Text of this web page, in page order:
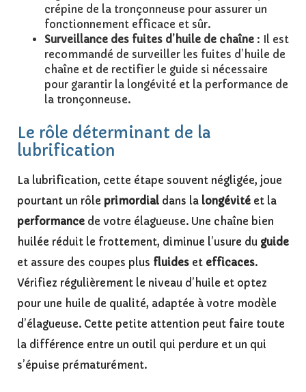
crépine de la tronçonneuse pour assurer un
fonctionnement efficace et sûr.
Surveillance des fuites d’huile de chaîne : Il est
recommandé de surveiller les fuites d’huile de
chaîne et de rectifier le guide si nécessaire
pour garantir la longévité et la performance de
la tronçonneuse.
Le rôle déterminant de la
lubrification
La lubrification, cette étape souvent négligée, joue
pourtant un rôle primordial dans la longévité et la
performance de votre élagueuse. Une chaîne bien
huilée réduit le frottement, diminue l’usure du guide
et assure des coupes plus fluides et efficaces.
Vérifiez régulièrement le niveau d’huile et optez
pour une huile de qualité, adaptée à votre modèle
d’élagueuse. Cette petite attention peut faire toute
la différence entre un outil qui perdure et un qui
s’épuise prématurément.